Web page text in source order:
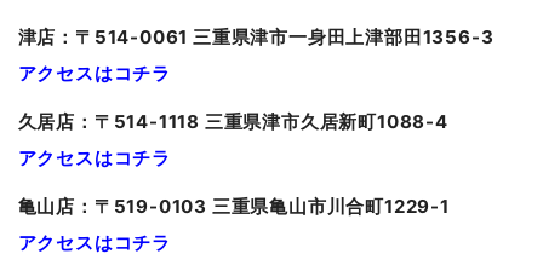
津店：〒514-0061 三重県津市一身田上津部田1356-3
アクセスはコチラ
久居店：〒514-1118 三重県津市久居新町1088-4
アクセスはコチラ
亀山店：〒519-0103 三重県亀山市川合町1229-1
アクセスはコチラ